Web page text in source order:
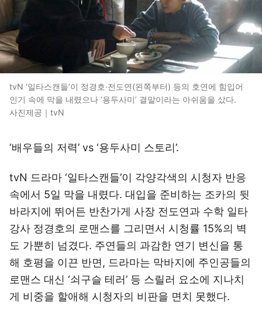
tvN ‘일타스캔들’이 정경호·전도연(왼쪽부터) 등의 호연에 힘입어
인기 속에 막을 내렸으나 ‘용두사미’ 결말이라는 아쉬움을 샀다.
사진제공｜tvN
‘배우들의 저력’ vs ‘용두사미 스토리’.
tvN 드라마 ‘일타스캔들’이 각양각색의 시청자 반응
속에서 5일 막을 내렸다. 대입을 준비하는 조카의 뒷
바라지에 뛰어든 반찬가게 사장 전도연과 수학 일타
강사 정경호의 로맨스를 그리면서 시청률 15%의 벽
도 가뿐히 넘겼다. 주연들의 과감한 연기 변신을 통
해 호평을 이끈 반면, 드라마는 막바지에 주인공들의
로맨스 대신 ‘쇠구슬 테러’ 등 스릴러 요소에 지나치
게 비중을 할애해 시청자의 비판을 면치 못했다.